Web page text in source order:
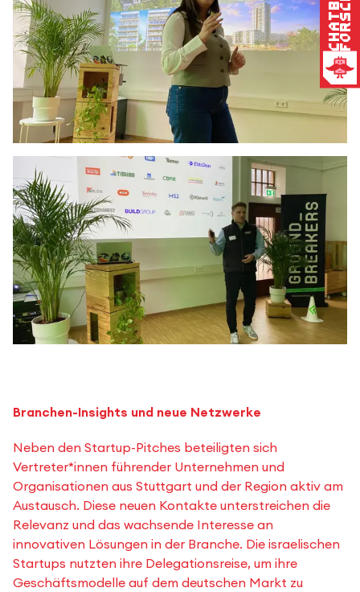
Branchen-Insights und neue Netzwerke
Neben den Startup-Pitches beteiligten sich
Vertreter*innen führender Unternehmen und
Organisationen aus Stuttgart und der Region aktiv am
Austausch. Diese neuen Kontakte unterstreichen die
Relevanz und das wachsende Interesse an
innovativen Lösungen in der Branche. Die israelischen
Startups nutzten ihre Delegationsreise, um ihre
Geschäftsmodelle auf dem deutschen Markt zu
Chatbot